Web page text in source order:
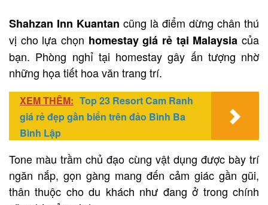
Shahzan Inn Kuantan cũng là điểm dừng chân thú
vị cho lựa chọn homestay giá rẻ tại Malaysia của
bạn. Phòng nghỉ tại homestay gây ấn tượng nhờ
những họa tiết hoa văn trang trí.
XEM THÊM: Top 23 Resort Cam Ranh
giá rẻ đẹp gần biển trên đảo Bình Ba
Bình Lập
Tone màu trầm chủ đạo cùng vật dụng được bày trí
ngăn nắp, gọn gàng mang đến cảm giác gần gũi,
thân thuộc cho du khách như đang ở trong chính